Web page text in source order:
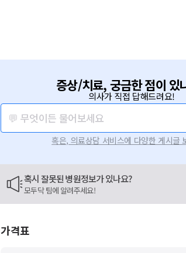
증상/치료, 궁금한 점이 있
의사가 직접 답해드려요!
💬 무엇이든 물어보세요
혹은, 의료상담 서비스에 다양한 게시글
혹시 잘못된 병원정보가 있나요?
모두닥 팀에 알려주세요!
가격표
요청하신 작업을 처리하지 못했습니다.
네트워크 또는 서버의 일시적인 오류로, 잠시 후